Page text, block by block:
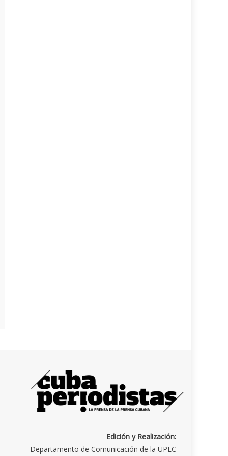
Edición y Realización:
Departamento de Comunicación de la UPEC